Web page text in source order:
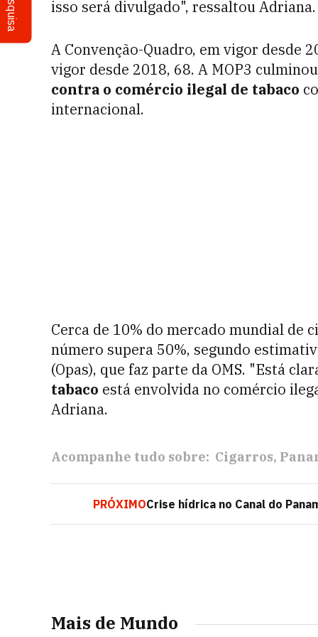
isso será divulgado", ressaltou Adriana.
A Convenção-Quadro, em vigor desde
vigor desde 2018, 68. A MOP3
contra o comércio ilegal de tabaco
internacional.
Cerca de 10% do mercado mundial de
número supera 50%, segundo
(Opas), que faz parte da OMS. "Está
tabaco está envolvida no comércio
Adriana.
Acompanhe tudo sobre: Cigarros
PRÓXIMOCrise hídrica no Canal do
Mais de Mundo